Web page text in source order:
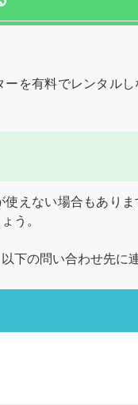
を有料でレンタル
えない場合もあり
う。
下の問い合わせ先に